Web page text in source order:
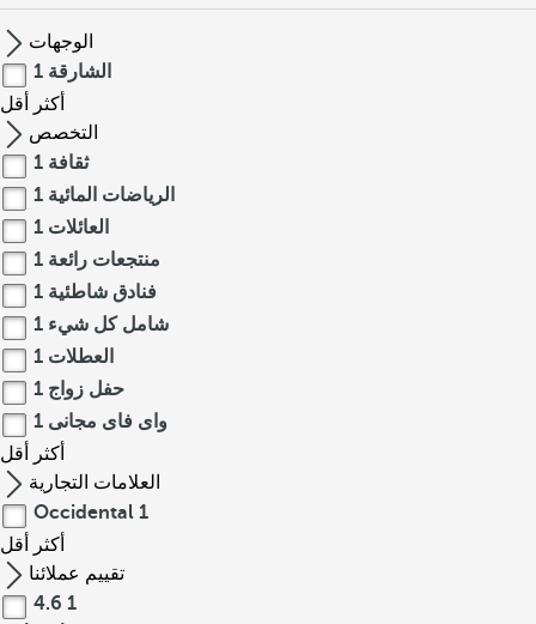
الوجهات
الشارقة 1
أكثر
أقل
التخصص
ثقافة 1
الرياضات المائية 1
العائلات 1
منتجعات رائعة 1
فنادق شاطئية 1
شامل كل شيء 1
العطلات 1
حفل زواج 1
واى فاى مجانى 1
أكثر
أقل
العلامات التجارية
Occidental 1
أكثر
أقل
تقييم عملائنا
4.6 1